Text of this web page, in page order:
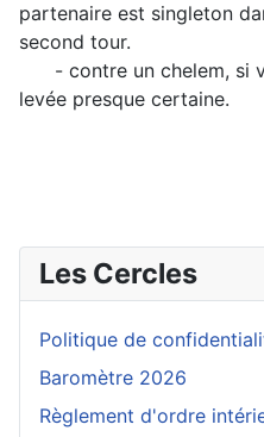
partenaire est singleton
second tour.
- contre un chelem, si
levée presque certaine.
Les Cercles
Politique de
Baromètre 2026
Règlement d'ordre